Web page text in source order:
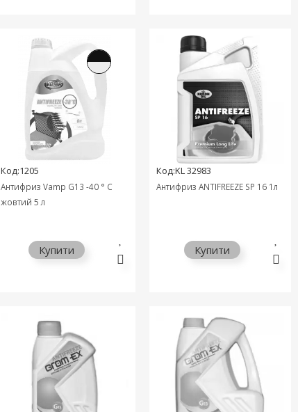
Код:1205
Антифриз Vamp G13 -40 ° C
жовтий 5 л
Купити
Код:KL 32983
Антифриз ANTIFREEZE SP 16 1л
Купити